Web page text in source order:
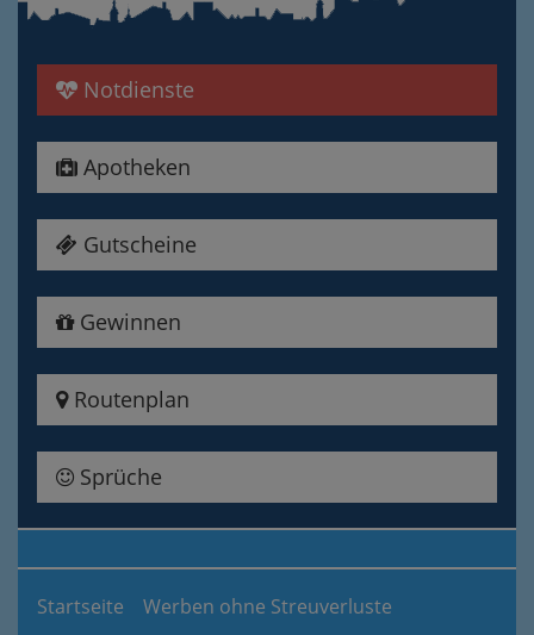
Notdienste
Apotheken
Gutscheine
Gewinnen
Routenplan
Sprüche
Startseite Werben ohne Streuverluste